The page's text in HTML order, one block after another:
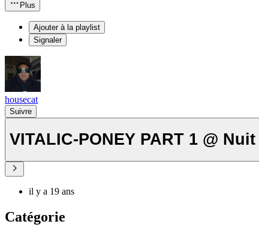
Plus
Ajouter à la playlist
Signaler
housecat
Suivre
VITALIC-PONEY PART 1 @
il y a 19 ans
Catégorie